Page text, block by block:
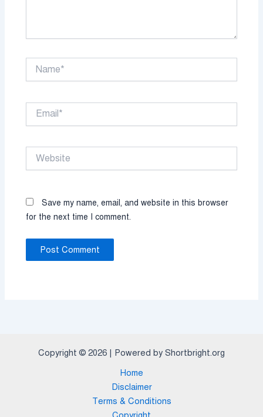
Email*
Save my name, email, and website in this browser
for the next time I comment.
Copyright © 2026 | Powered by Shortbright.org
Home
Disclaimer
Terms & Conditions